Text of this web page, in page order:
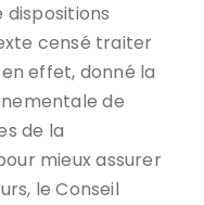
dispositions
censé traiter
effet, donné la
de
de la
mieux assurer
le Conseil